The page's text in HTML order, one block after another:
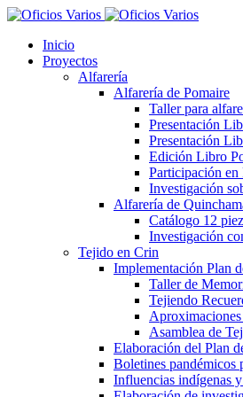
Inicio
Proyectos
Alfarería
Alfarería de Pomaire
Taller para
Presentación
Presentación
Edición Libro
Participación en
Investigación
Alfarería de
Catálogo 12
Investigación
Tejido en Crin
Implementación Plan
Taller de
Tejiendo
Asamblea de
Elaboración del Plan
Boletines pandémicos
Influencias indígenas